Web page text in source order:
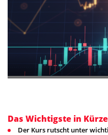
Das Wichtigste in Kürze
Der Kurs rutscht unter